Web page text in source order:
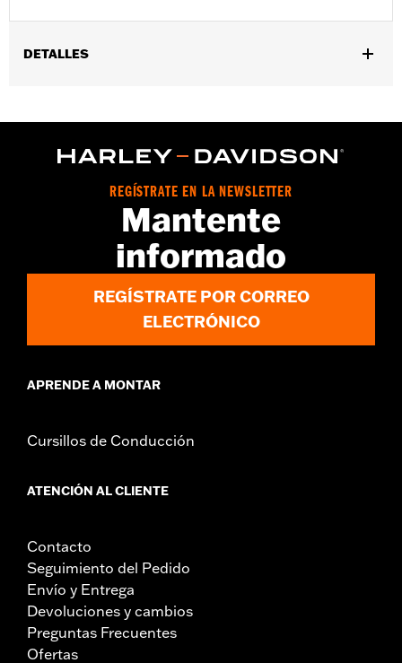
DETALLES
XL, '04-'17 Dyna®, '03 y posteriores Softail® (excepto FXCW y
FXCWC), '02 y posteriores Touring (excepto '25 y posteriores
FLTRXRRSE) y '09 y posteriores Trike equipados con H-D®
modelos RA1250, RA1250S y RH1250S 21-'23 requieren la
bridas N/P 10065. Los modelos '17 y posteriores de XG requieren
la compra por separado del soporte de montaje N/P 69201473.
Los modelos 2002-2006 VRSCA, VRSCB, VRSCD requieren la
compra por separado de una cinta de sujeción Velcro N/P
Instrucciones de instalación
detalles
Contenido del embalaje:Sirena, tornillería, instrucciones de
REGÍSTRATE EN LA NEWSLETTER
Mantente
informado
REGÍSTRATE POR CORREO
ELECTRÓNICO
APRENDE A MONTAR
Cursillos de Conducción
ATENCIÓN AL CLIENTE
Contacto
Seguimiento del Pedido
Envío y Entrega
Devoluciones y cambios
Preguntas Frecuentes
Ofertas